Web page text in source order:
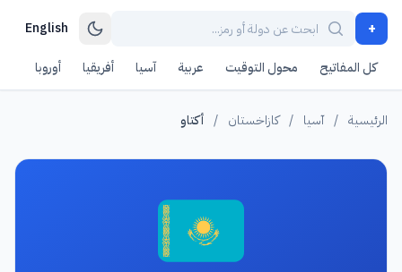
+
English
كل المفاتيح محول التوقيت عربية آسيا أفريقيا أوروبا
الرئيسية / آسيا / كازاخستان / أكتاو